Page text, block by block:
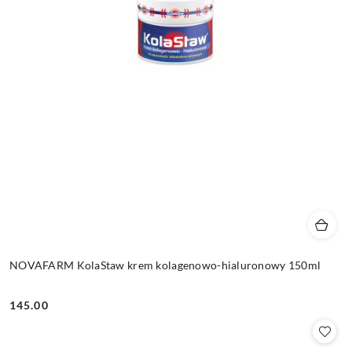
NOVAFARM KolaStaw krem kolagenowo-hialuronowy 150ml
Cena:
145.00